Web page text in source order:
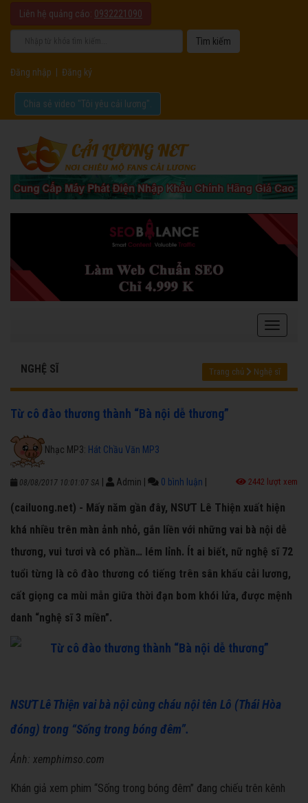
Liên hệ quảng cáo: 0932221090
Đăng nhập Đăng ký
Chia sẻ video "Tôi yêu cải lương".
NGHỆ SĨ Trang chủ Nghệ sĩ
Từ cô đào thương thành “Bà nội dễ thương”
Nhạc MP3: Hát Chầu Văn MP3
08/08/2017 10:01:07 SA Admin 0 bình luận 2442 lượt xem
(cailuong.net) - Mấy năm gần đây, NSƯT Lê Thiện xuất hiện
khá nhiều trên màn ảnh nhỏ, gắn liền với những vai bà nội dễ
thương, vui tươi và có phần… lém lỉnh. Ít ai biết, nữ nghệ sĩ 72
tuổi từng là cô đào thương có tiếng trên sân khấu cải lương,
cất giọng ca mùi mẫn giữa thời đạn bom khói lửa, được mệnh
danh “nghệ sĩ 3 miền”.
NSƯT Lê Thiện vai bà nội cùng cháu nội tên Lô (Thái Hòa
đóng) trong “Sống trong bóng đêm”.
Ảnh: xemphimso.com
Khán giả xem phim “Sống trong bóng đêm” đang chiếu trên kênh